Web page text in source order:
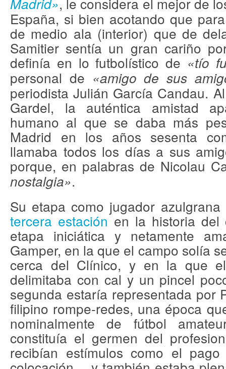
España, si bien acotando que
de medio ala (interior) que de
Samitier sentía un gran cariño
definía en lo futbolístico de «tío
personal de «amigo de sus
periodista Julián García Candau.
Gardel, la auténtica amistad
humano al que se daba más
Madrid en los años sesenta
llamaba todos los días a sus
porque, en palabras de Nicolau
nostalgia».
Su etapa como jugador
tercera estaciónen la historia del
etapa iniciática y netamente
Gamper, en la que el campo solía
cerca del Clínico, y en la que
delimitaba con cal y un pincel
segunda estaría representada por
filipino rompe-redes, una época
nominalmente de fútbol
constituía el germen del
recibían estímulos como el